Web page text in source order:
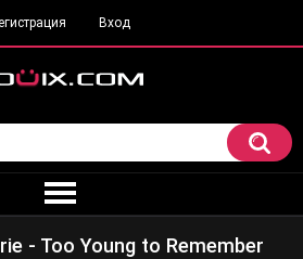
Вход
- Too Young to Remember